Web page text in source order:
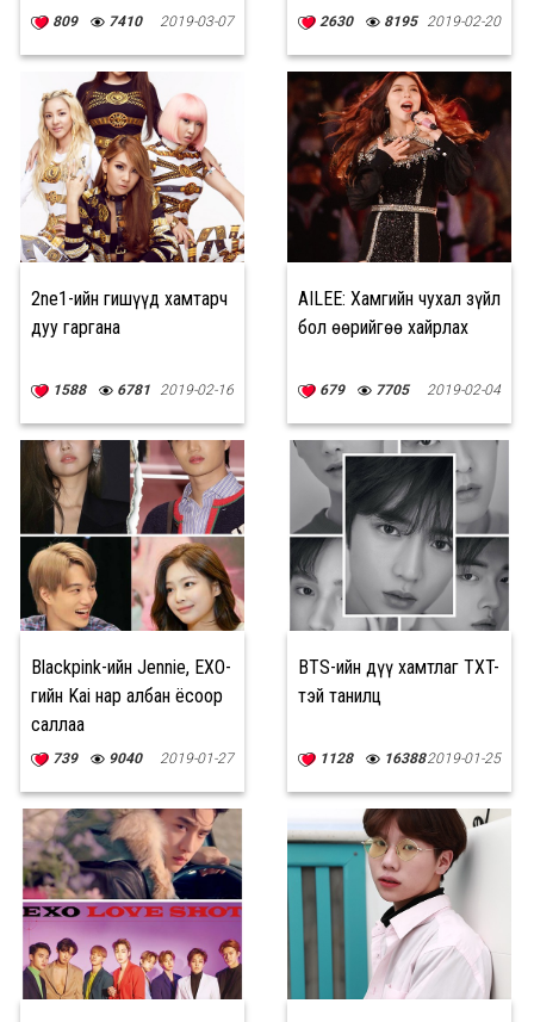
809 7410 2019-03-07 2630 8195 2019-02-20
2ne1-ийн гишүүд хамтарч
дуу гаргана
1588 6781 2019-02-16
AILEE: Хамгийн чухал зүйл
бол өөрийгөө хайрлах
679 7705 2019-02-04
Blackpink-ийн Jennie, EXO-
гийн Kai нар албан ёсоор
саллаа
739 9040 2019-01-27
BTS-ийн дүү хамтлаг TXT-
тэй танилц
1128 163882019-01-25